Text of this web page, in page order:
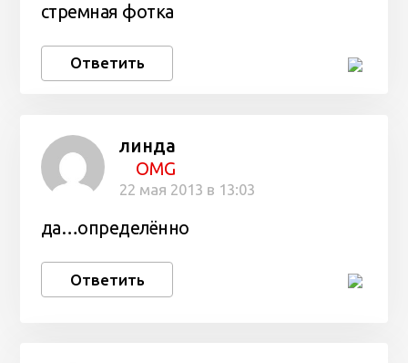
стремная фотка
Ответить
линда
OMG
22 мая 2013 в 13:03
да…определённо
Ответить